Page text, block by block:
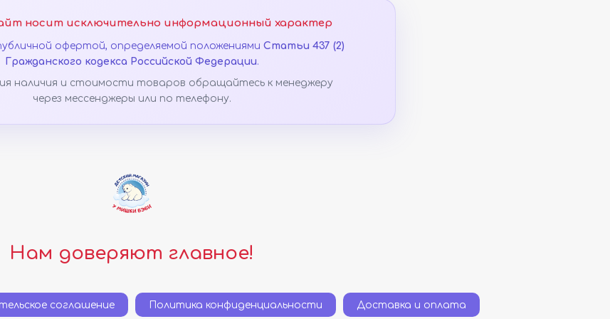
носит исключительно информационный характер
офертой, определяемой положениями Статьи 437 (2)
Гражданского кодекса Российской Федерации.
наличия и стоимости товаров обращайтесь к менеджеру
через мессенджеры или по телефону.
Нам доверяют главное!
соглашение Политика конфиденциальности Доставка и оплата